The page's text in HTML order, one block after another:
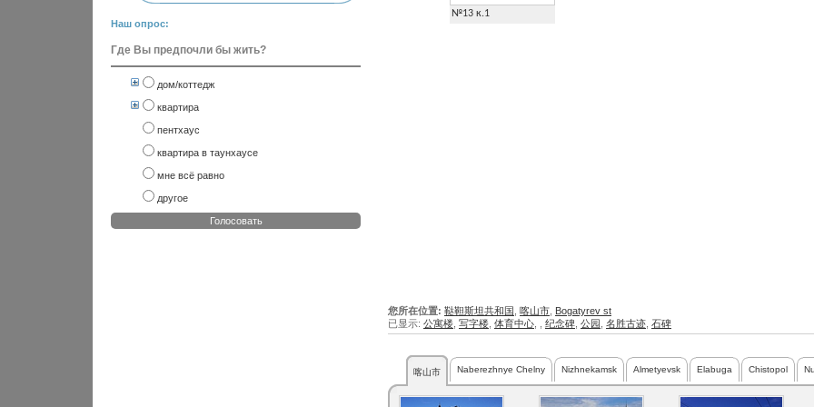
Наш опрос:
Где Вы предпочли бы жить?
дом/коттедж
квартира
пентхаус
квартира в таунхаусе
мне всё равно
другое
Голосовать
№13 к.1
您所在位置: 鞑靼斯坦共和国 喀山市 Bogatyrev st
已显示: 公寓楼 写字楼 体育中心 纪念碑 公园 名胜古迹 石碑
喀山市 Naberezhnye Chelny Nizhnekamsk Almetyevsk Elabuga Chistopol